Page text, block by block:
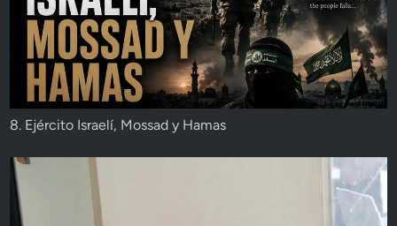
8. Ejército Israelí, Mossad y Hamas